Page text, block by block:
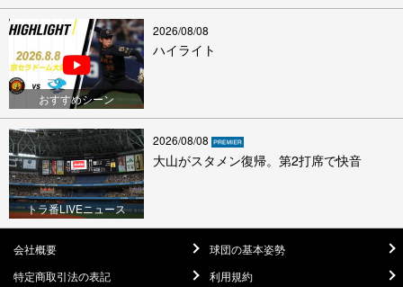
おすすめシーン
2026/08/08
ハイライト
トラ番LIVEニュース
2026/08/08
大山がスタメン復帰。第2打席で快音
会社概要
球団の基本姿勢
特定商取引法の表記
利用規約